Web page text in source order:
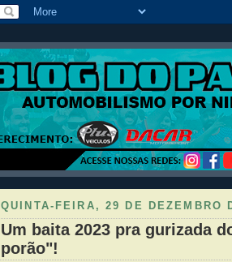
QUINTA-FEIRA, 29 DE DEZEMBRO
Um baita 2023 pra gurizada
porão"!